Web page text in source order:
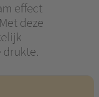
effect
deze